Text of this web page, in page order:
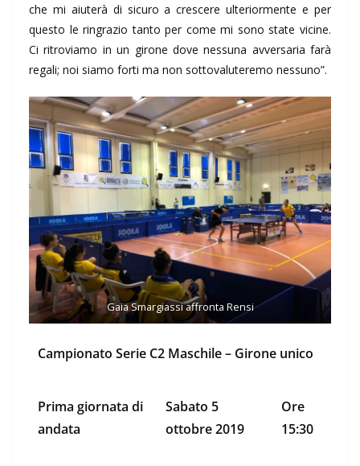
che mi aiuterà di sicuro a crescere ulteriormente e per
questo le ringrazio tanto per come mi sono state vicine.
Ci ritroviamo in un girone dove nessuna avversaria farà
regali; noi siamo forti ma non sottovaluteremo nessuno”.
Gaia Smargiassi affronta Rensi
Campionato Serie C2 Maschile – Girone unico
Prima giornata di
andata
Sabato 5
ottobre 2019
Ore
15:30